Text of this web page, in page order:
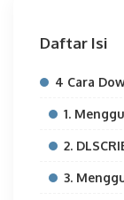
Daftar Isi
4 Cara
1.
2.
3.